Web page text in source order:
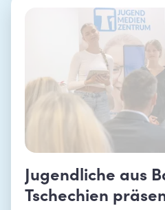
Jugendliche aus
Tschechien